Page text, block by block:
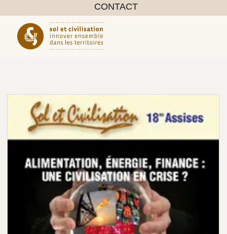
CONTACT